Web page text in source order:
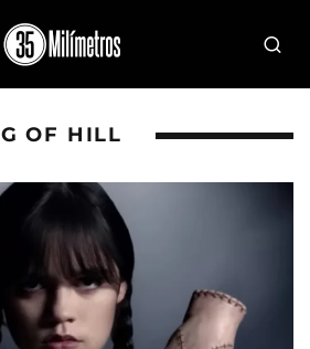
OF HILL